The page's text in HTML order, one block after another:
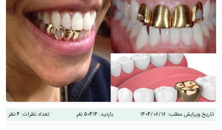
تاریخ ویرایش مطلب: 1404/06/16 بازدید: 50414 نفر تعداد نظرات: 4 نظر